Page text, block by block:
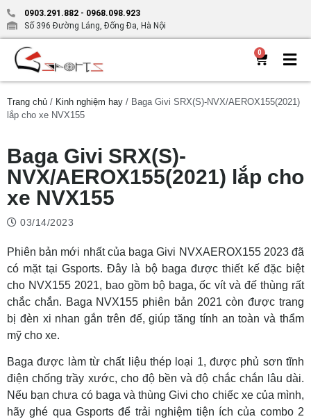
0903.291.882 - 0968.098.923
Số 396 Đường Láng, Đống Đa, Hà Nội
0
Trang chủ / Kinh nghiệm hay / Baga Givi SRX(S)-NVX/AEROX155(2021)
lắp cho xe NVX155
Baga Givi SRX(S)-
NVX/AEROX155(2021) lắp cho
xe NVX155
03/14/2023
Phiên bản mới nhất của baga Givi NVXAEROX155 2023 đã
có mặt tại Gsports. Đây là bộ baga được thiết kế đặc biệt
cho NVX155 2021, bao gồm bộ baga, ốc vít và đế thùng rất
chắc chắn. Baga NVX155 phiên bản 2021 còn được trang
bị đèn xi nhan gắn trên đế, giúp tăng tính an toàn và thẩm
mỹ cho xe.
Baga được làm từ chất liệu thép loại 1, được phủ sơn tĩnh
điện chống trầy xước, cho độ bền và độ chắc chắn lâu dài.
Nếu bạn chưa có baga và thùng Givi cho chiếc xe của mình,
hãy ghé qua Gsports để trải nghiệm tiện ích của combo 2